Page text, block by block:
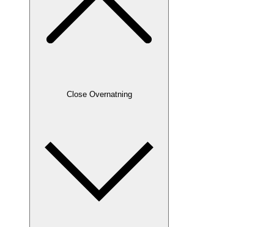
Close Overnatning